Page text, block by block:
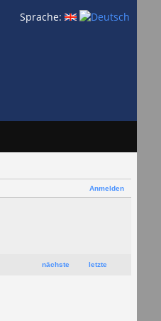
Sprache:
Anmelden
nächste letzte